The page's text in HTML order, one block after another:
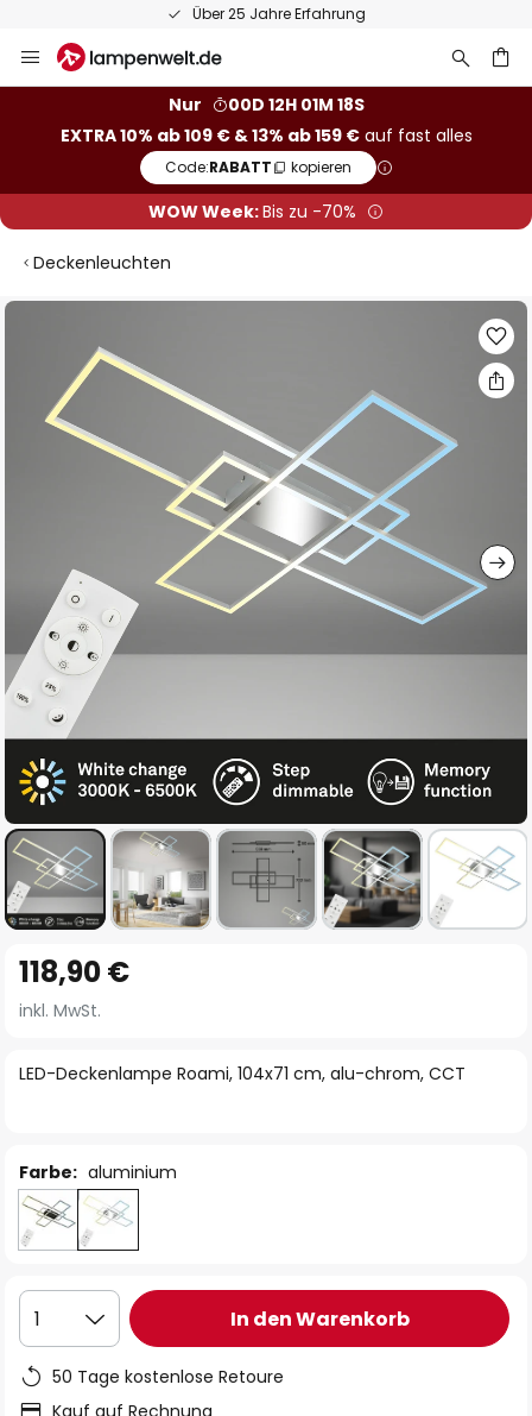
Über 25 Jahre Erfahrung
Inhalt
Nur
00D 12H 01M 18S
EXTRA 10% ab 109 € & 13% ab 159 €auf fast alles
Code:RABATT kopieren
WOW Week:Bis zu -70%
Deckenleuchten
Zum
Bildgalerie
springen
Anfang
der
springen
LED-Deckenlampe Roami, 104x71 cm, alu-chrom, CCT
118,90 €
inkl. MwSt.
Farbe: aluminium
1 In den Warenkorb
50 Tage kostenlose Retoure
Kauf auf Rechnung